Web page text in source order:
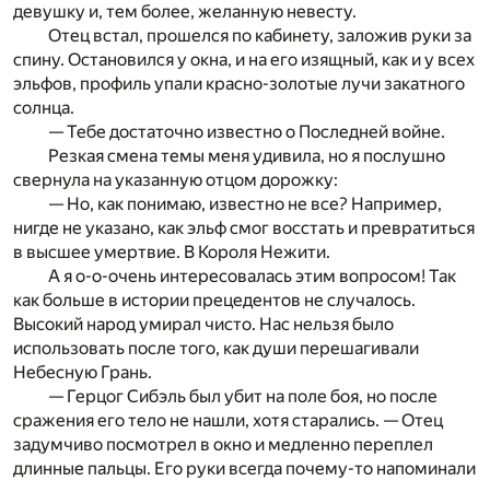
девушку и, тем более, желанную невесту.
Отец встал, прошелся по кабинету, заложив руки за
спину. Остановился у окна, и на его изящный, как и у всех
эльфов, профиль упали красно-золотые лучи закатного
солнца.
— Тебе достаточно известно о Последней войне.
Резкая смена темы меня удивила, но я послушно
свернула на указанную отцом дорожку:
— Но, как понимаю, известно не все? Например,
нигде не указано, как эльф смог восстать и превратиться
в высшее умертвие. В Короля Нежити.
А я о-о-очень интересовалась этим вопросом! Так
как больше в истории прецедентов не случалось.
Высокий народ умирал чисто. Нас нельзя было
использовать после того, как души перешагивали
Небесную Грань.
— Герцог Сибэль был убит на поле боя, но после
сражения его тело не нашли, хотя старались. — Отец
задумчиво посмотрел в окно и медленно переплел
длинные пальцы. Его руки всегда почему-то напоминали